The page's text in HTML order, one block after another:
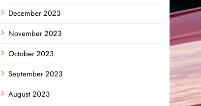
December 2023
November 2023
October 2023
September 2023
August 2023